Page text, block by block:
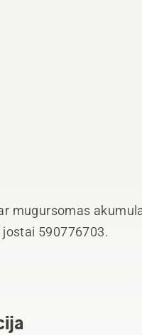
mugursomas
590776703.